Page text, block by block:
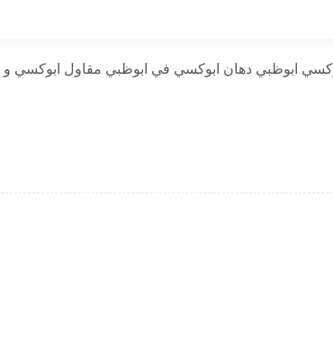
ابوظبي دهان ابوكسي في ابوظبي مقاول ابوكسي و